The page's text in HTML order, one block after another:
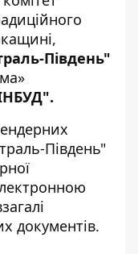
Південь"
Південь"
документів.